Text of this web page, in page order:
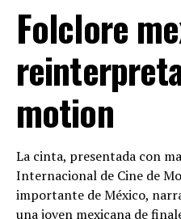
Folclore
motion
La cinta, presentada con
Internacional de Cine de
importante de México,
una joven mexicana de